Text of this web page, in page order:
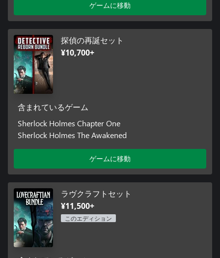
ゲームに移動
探偵の再誕セット
¥10,700+
含まれているゲーム
Sherlock Holmes Chapter One
Sherlock Holmes The Awakened
ゲームに移動
ラヴクラフトセット
¥11,500+
このエディション